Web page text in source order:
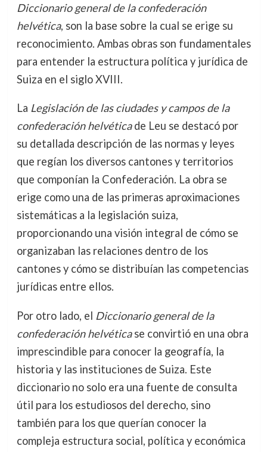
Diccionario general de la confederación
helvética, son la base sobre la cual se erige su
reconocimiento. Ambas obras son fundamentales
para entender la estructura política y jurídica de
Suiza en el siglo XVIII.
La Legislación de las ciudades y campos de la
confederación helvéticade Leu se destacó por
su detallada descripción de las normas y leyes
que regían los diversos cantones y territorios
que componían la Confederación. La obra se
erige como una de las primeras aproximaciones
sistemáticas a la legislación suiza,
proporcionando una visión integral de cómo se
organizaban las relaciones dentro de los
cantones y cómo se distribuían las competencias
jurídicas entre ellos.
Por otro lado, el Diccionario general de la
confederación helvéticase convirtió en una obra
imprescindible para conocer la geografía, la
historia y las instituciones de Suiza. Este
diccionario no solo era una fuente de consulta
útil para los estudiosos del derecho, sino
también para los que querían conocer la
compleja estructura social, política y económica